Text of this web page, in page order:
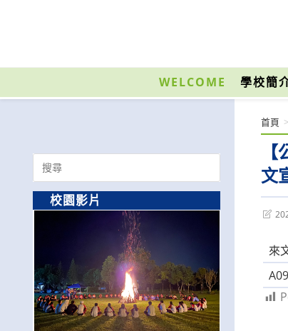
內
WELCOME 學校簡
文
首頁 >
Post
來
Search
for:
校園影片